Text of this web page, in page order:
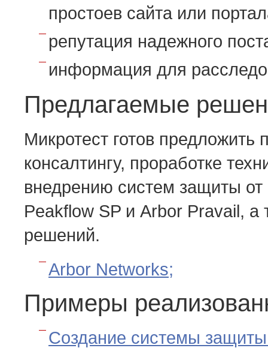
простоев сайта или
репутация надежного
информация для
Предлагаемые
Микротест готов
консалтингу, проработке
внедрению систем защиты
Peakflow SP и Arbor Pravail, а
решений.
Arbor Networks;
Примеры
Создание системы защиты